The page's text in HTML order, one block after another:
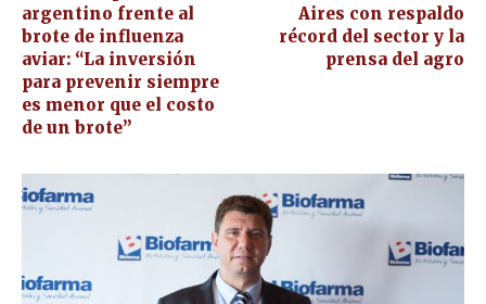
argentino frente al
brote de influenza
aviar: “La inversión
para prevenir siempre
es menor que el costo
de un brote”
Aires con respaldo
récord del sector y la
prensa del agro